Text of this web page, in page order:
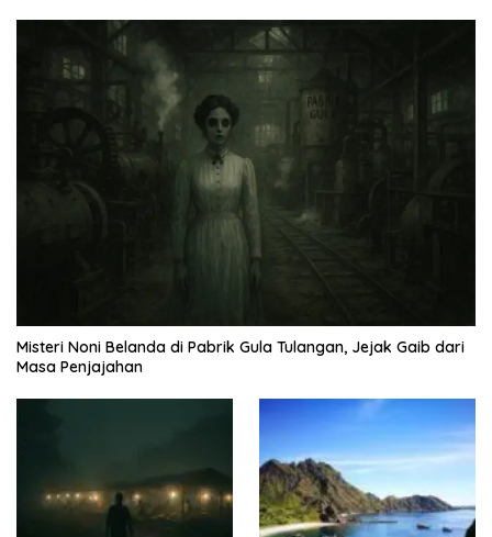
Misteri Noni Belanda di Pabrik Gula Tulangan, Jejak Gaib dari
Masa Penjajahan